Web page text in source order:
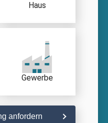
Haus
Gewerbe
anfordern